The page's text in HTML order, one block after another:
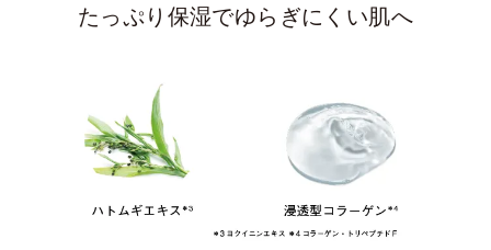
たっぷり保湿でゆらぎにくい肌へ